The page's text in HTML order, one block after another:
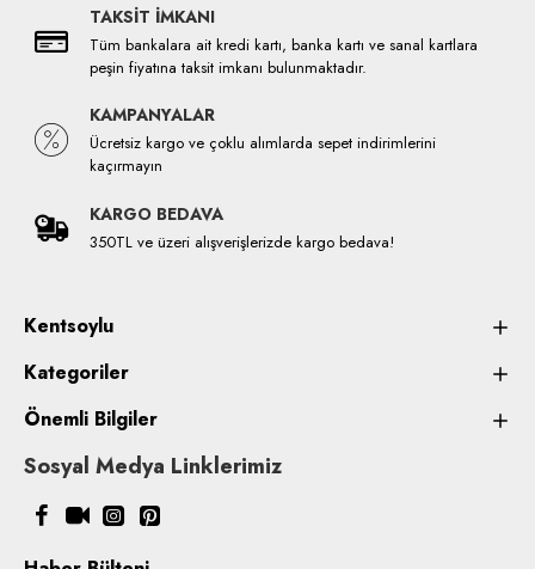
TAKSİT İMKANI
Tüm bankalara ait kredi kartı, banka kartı ve sanal kartlara
peşin fiyatına taksit imkanı bulunmaktadır.
KAMPANYALAR
Ücretsiz kargo ve çoklu alımlarda sepet indirimlerini
kaçırmayın
KARGO BEDAVA
350TL ve üzeri alışverişlerizde kargo bedava!
Kentsoylu
Kategoriler
Önemli Bilgiler
Sosyal Medya Linklerimiz